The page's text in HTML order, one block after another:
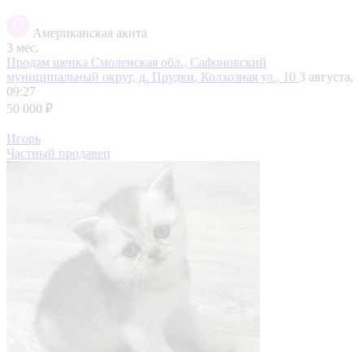
Американская акита
3 мес.
Продам щенка Смоленская обл., Сафоновский
муниципальный округ, д. Прудки, Колхозная ул., 10 3 августа,
09:27
50 000 ₽
Игорь
Частный продавец